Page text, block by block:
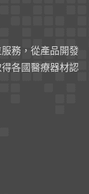
務，從產品開發
各國醫療器材認